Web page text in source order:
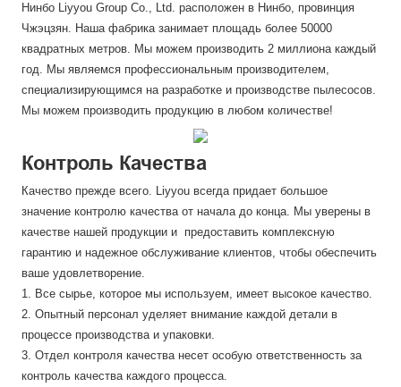
Нинбо Liyyou Group Co., Ltd. расположен в Нинбо, провинция
Чжэцзян. Наша фабрика занимает площадь более 50000
квадратных метров. Мы можем производить 2 миллиона каждый
год. Мы являемся профессиональным производителем,
специализирующимся на разработке и производстве пылесосов.
Мы можем производить продукцию в любом количестве!
Контроль Качества
Качество прежде всего. Liyyou всегда придает большое
значение контролю качества от начала до конца. Мы уверены в
качестве нашей продукции и предоставить комплексную
гарантию и надежное обслуживание клиентов, чтобы обеспечить
ваше удовлетворение.
1. Все сырье, которое мы используем, имеет высокое качество.
2. Опытный персонал уделяет внимание каждой детали в
процессе производства и упаковки.
3. Отдел контроля качества несет особую ответственность за
контроль качества каждого процесса.